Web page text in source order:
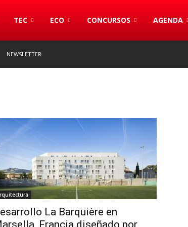
TEC ECO CONCURSOS AGENDA
NEWSLETTER
La Barquière en
Francia diseñado por